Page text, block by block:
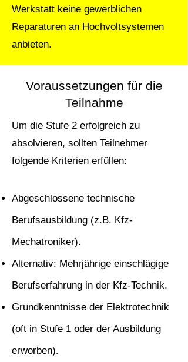
Werkstatt keine gewerblichen
Reparaturen an Hochvoltsystemen
anbieten.
Voraussetzungen für die
Teilnahme
Um die Stufe 2 erfolgreich zu
absolvieren, sollten Teilnehmer
folgende Kriterien erfüllen:
Abgeschlossene technische
Berufsausbildung (z.B. Kfz-
Mechatroniker).
Alternativ: Mehrjährige einschlägige
Berufserfahrung in der Kfz-Technik.
Grundkenntnisse der Elektrotechnik
(oft in Stufe 1 oder der Ausbildung
erworben).